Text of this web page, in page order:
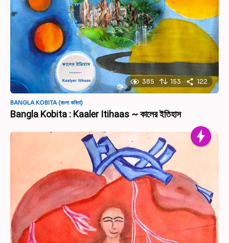
385 153 122
BANGLA KOBITA (বাংলা কবিতা)
Bangla Kobita : Kaaler Itihaas ~ কালের ইতিহাস